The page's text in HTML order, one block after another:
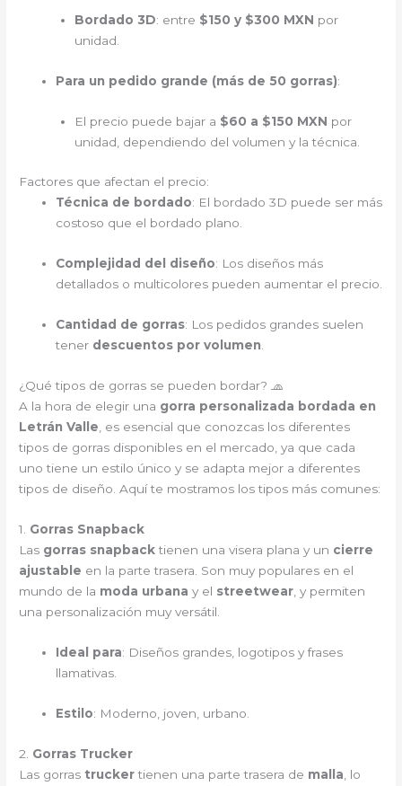
Bordado 3D: entre $150 y $300 MXN por
unidad.
Para un pedido grande (más de 50 gorras):
El precio puede bajar a $60 a $150 MXN por
unidad, dependiendo del volumen y la técnica.
Factores que afectan el precio:
Técnica de bordado: El bordado 3D puede ser más
costoso que el bordado plano.
Complejidad del diseño: Los diseños más
detallados o multicolores pueden aumentar el precio.
Cantidad de gorras: Los pedidos grandes suelen
tener descuentos por volumen
¿Qué tipos de gorras se pueden bordar? 🧢
A la hora de elegir una gorra personalizada bordada en
Letrán Valle , es esencial que conozcas los diferentes
tipos de gorras disponibles en el mercado, ya que cada
uno tiene un estilo único y se adapta mejor a diferentes
tipos de diseño. Aquí te mostramos los tipos más comunes:
1. Gorras Snapback
Las gorras snapbacktienen una visera plana y un cierre
ajustable en la parte trasera. Son muy populares en el
mundo de la moda urbana y el streetwear , y permiten
una personalización muy versátil.
Ideal para: Diseños grandes, logotipos y frases
llamativas.
Estilo: Moderno, joven, urbano.
2. Gorras Trucker
Las gorras truckertienen una parte trasera de malla , lo